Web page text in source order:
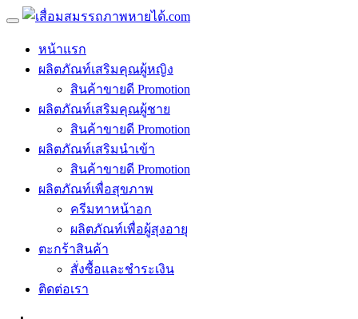
หน้าแรก
ผลิตภัณท์เสริมคุณผู้หญิง
สินค้าขายดี Promotion
ผลิตภัณท์เสริมคุณผู้ชาย
สินค้าขายดี Promotion
ผลิตภัณท์เสริมนำเข้า
สินค้าขายดี Promotion
ผลิตภัณท์เพื่อสุขภาพ
ครีมทาหน้าอก
ผลิตภัณท์เพื่อผู้สุงอายุ
ตะกร้าสินค้า
สั่งซื้อและชำระเงิน
ติดต่อเรา